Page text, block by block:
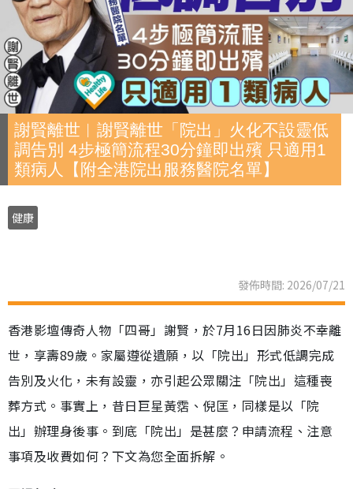
謝賢離世︱謝賢離世「院出」火化不設靈低
調告別 4步極簡流程30分鐘即出殯 只適用1
類病人【附全港院出服務醫院名單】
健康
發佈時間: 2026/07/21
香港影壇傳奇人物「四哥」謝賢，於7月16日因肺炎不幸離
世，享壽89歲。家屬遵從遺願，以「院出」形式低調完成
告別及火化，未有設靈，亦引起公眾關注「院出」這種喪
葬方式。事實上，昔日巨星黃霑、倪匡，同樣是以「院
出」辦理身後事。到底「院出」是甚麼？申請流程、注意
事項及收費如何？下文為您全面拆解。